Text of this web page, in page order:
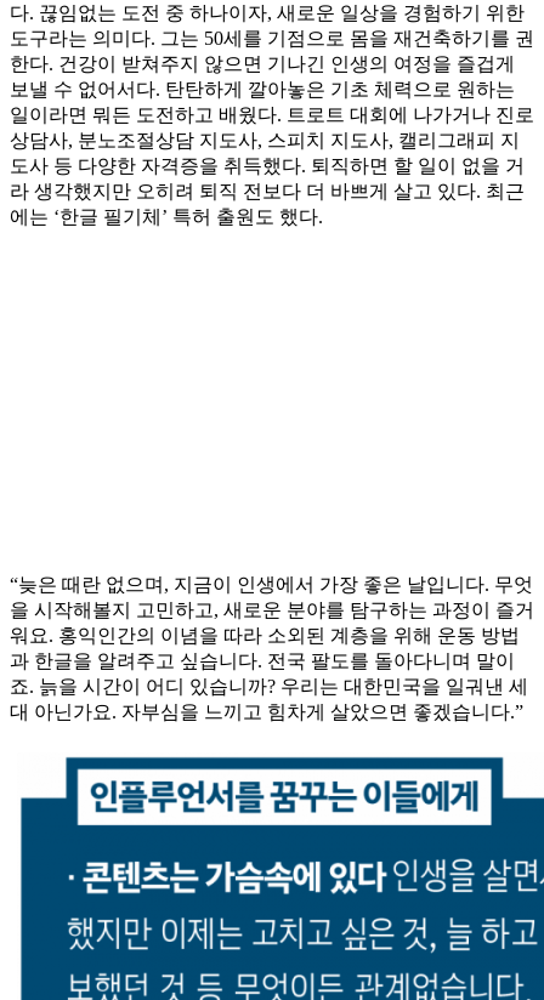
다. 끊임없는 도전 중 하나이자, 새로운 일상을 경험하기 위한
도구라는 의미다. 그는 50세를 기점으로 몸을 재건축하기를 권
한다. 건강이 받쳐주지 않으면 기나긴 인생의 여정을 즐겁게
보낼 수 없어서다. 탄탄하게 깔아놓은 기초 체력으로 원하는
일이라면 뭐든 도전하고 배웠다. 트로트 대회에 나가거나 진로
상담사, 분노조절상담 지도사, 스피치 지도사, 캘리그래피 지
도사 등 다양한 자격증을 취득했다. 퇴직하면 할 일이 없을 거
라 생각했지만 오히려 퇴직 전보다 더 바쁘게 살고 있다. 최근
에는 ‘한글 필기체’ 특허 출원도 했다.
“늦은 때란 없으며, 지금이 인생에서 가장 좋은 날입니다. 무엇
을 시작해볼지 고민하고, 새로운 분야를 탐구하는 과정이 즐거
워요. 홍익인간의 이념을 따라 소외된 계층을 위해 운동 방법
과 한글을 알려주고 싶습니다. 전국 팔도를 돌아다니며 말이
죠. 늙을 시간이 어디 있습니까? 우리는 대한민국을 일궈낸 세
대 아닌가요. 자부심을 느끼고 힘차게 살았으면 좋겠습니다.”